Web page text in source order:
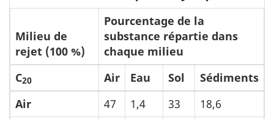
Milieu de
rejet (100 %)
Pourcentage de la
substance répartie dans
chaque milieu
C20 Air Eau Sol
Sédiments
Air
47 1,4 33
18,6